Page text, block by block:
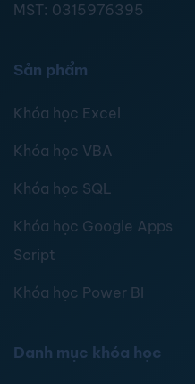
MST: 0315976395
Sản phẩm
Khóa học Excel
Khóa học VBA
Khóa học SQL
Khóa học Google Apps
Script
Khóa học Power BI
Danh mục khóa học